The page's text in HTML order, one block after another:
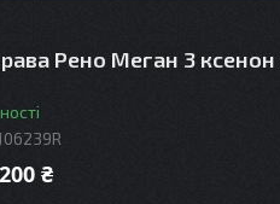
Рено Меган 3
₴